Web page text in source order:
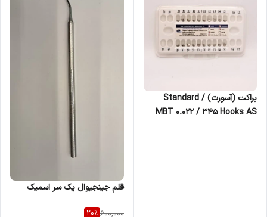
براکت (آسورت) / Standard
MBT 0.022 / 345 Hooks AS
قلم جینجیوال یک سر اسمیک
600,000
20%